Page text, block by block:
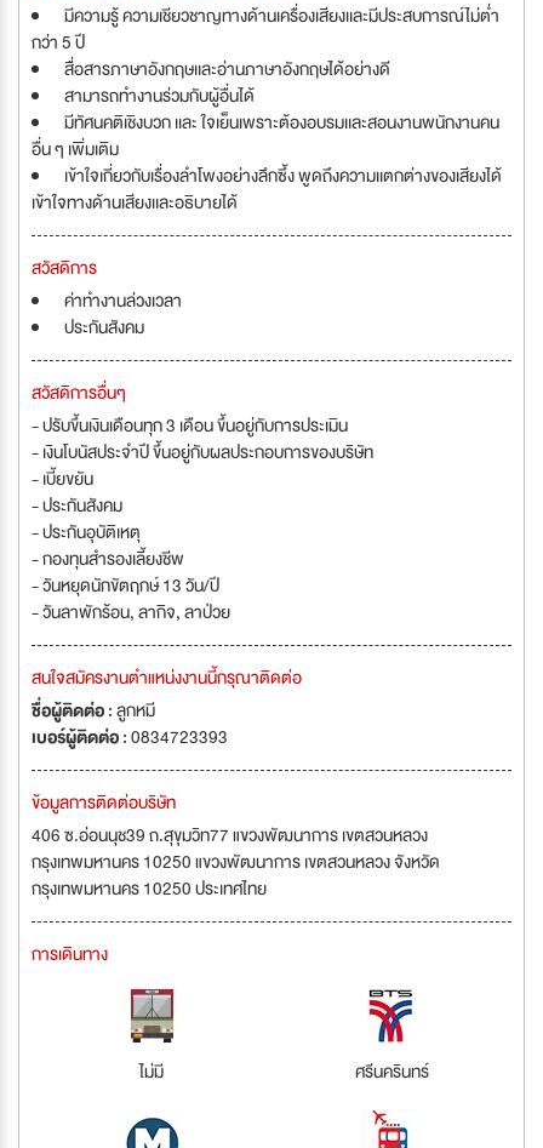
มีความรู้ ความเชียวชาญทางด้านเครื่องเสียงเเละมีประสบการณ์ไม่ต่ำ
กว่า 5 ปี
สื่อสารภาษาอังกฤษเเละอ่านภาษาอังกฤษได้อย่างดี
สามารถทำงานร่วมกับผู้อื่นได้
มีทัศนคติเชิงบวก เเละ ใจเย็นเพราะต้องอบรมเเละสอนงานพนักงานคน
อื่น ๆ เพิ่มเติม
เข้าใจเกี่ยวกับเรื่องลำโพงอย่างลึกซึ้ง พูดถึงความเเตกต่างของเสียงได้
เข้าใจทางด้านเสียงเเละอธิบายได้
สวัสดิการ
ค่าทำงานล่วงเวลา
ประกันสังคม
สวัสดิการอื่นๆ
- ปรับขึ้นเงินเดือนทุก 3 เดือน ขึ้นอยู่กับการประเมิน
- เงินโบนัสประจำปี ขึ้นอยู่กับผลประกอบการของบริษัท
- เบี้ยขยัน
- ประกันสังคม
- ประกันอุบัติเหตุ
- กองทุนสำรองเลี้ยงชีพ
- วันหยุดนักขัตฤกษ์ 13 วัน/ปี
- วันลาพักร้อน, ลากิจ, ลาป่วย
สนใจสมัครงานตำแหน่งงานนี้กรุณาติดต่อ
ชื่อผู้ติดต่อ :ลูกหมี
เบอร์ผู้ติดต่อ :0834723393
ข้อมูลการติดต่อบริษัท
406 ซ.อ่อนนุช39 ถ.สุขุมวิท77 แขวงพัฒนาการ เขตสวนหลวง
กรุงเทพมหานคร 10250 แขวงพัฒนาการ เขตสวนหลวง จังหวัด
กรุงเทพมหานคร 10250 ประเทศไทย
การเดินทาง
ไม่มี ศรีนครินทร์